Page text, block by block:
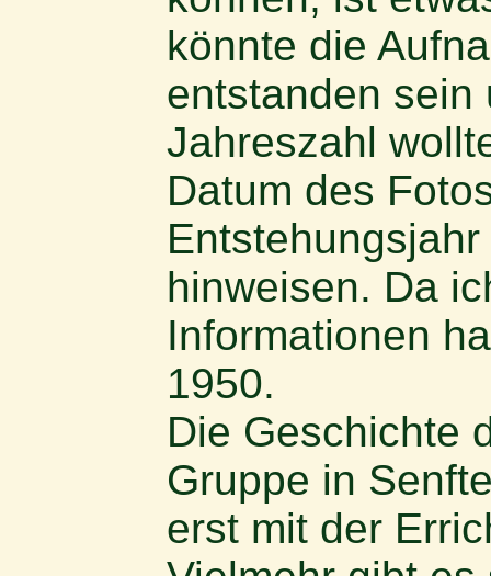
könnte die
entstanden sein
Jahreszahl
Datum des
hinweisen. Da
Informationen
1950.
Die Geschichte
Gruppe in
erst mit der